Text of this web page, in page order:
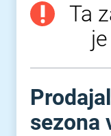
Ta
sezona